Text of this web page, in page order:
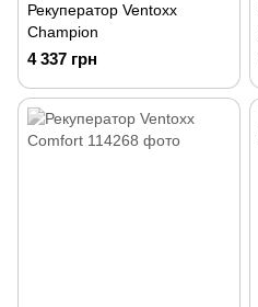
Рекуператор Ventoxx
Champion
4 337 грн